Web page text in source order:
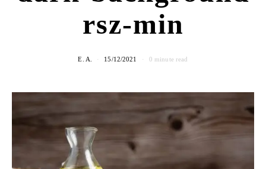
rsz-min
E. A. 15/12/2021 0 minute read